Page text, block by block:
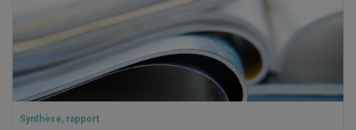
Synthèse, rapport